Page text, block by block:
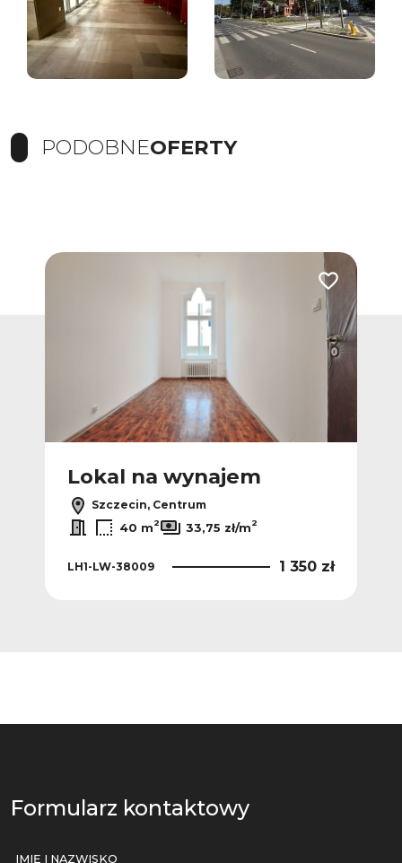
PODOBNEOFERTY
Dodaj do
Lokal na wynajem
Szczecin, Centrum
40 m2 33,75 zł/m2
LH1-LW-38009 1 350 zł
Formularz kontaktowy
IMIĘ I NAZWISKO